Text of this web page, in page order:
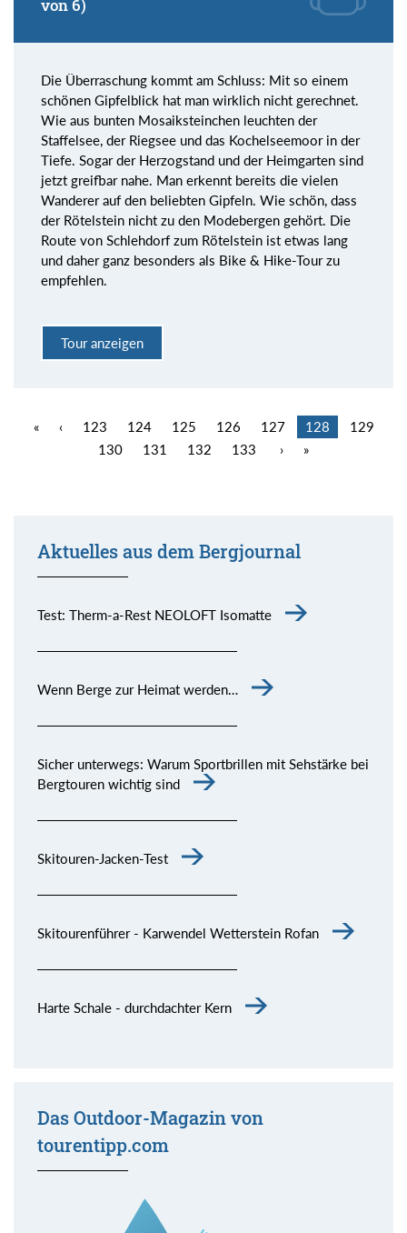
von 6)
Die Überraschung kommt am Schluss: Mit so einem
schönen Gipfelblick hat man wirklich nicht gerechnet.
Wie aus bunten Mosaiksteinchen leuchten der
Staffelsee, der Riegsee und das Kochelseemoor in der
Tiefe. Sogar der Herzogstand und der Heimgarten sind
jetzt greifbar nahe. Man erkennt bereits die vielen
Wanderer auf den beliebten Gipfeln. Wie schön, dass
der Rötelstein nicht zu den Modebergen gehört. Die
Route von Schlehdorf zum Rötelstein ist etwas lang
und daher ganz besonders als Bike & Hike-Tour zu
empfehlen.
Tour anzeigen
« ‹ 123 124 125 126 127 128
129
130
131 132 133 › »
Aktuelles aus dem Bergjournal
Test: Therm-a-Rest NEOLOFT Isomatte
Wenn Berge zur Heimat werden…
Sicher unterwegs: Warum Sportbrillen mit Sehstärke bei
Bergtouren wichtig sind
Skitouren-Jacken-Test
Skitourenführer - Karwendel Wetterstein Rofan
Harte Schale - durchdachter Kern
Das Outdoor-Magazin von
tourentipp.com